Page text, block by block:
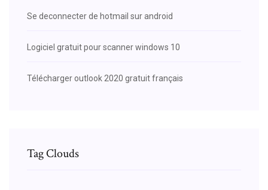
Se deconnecter de hotmail sur android
Logiciel gratuit pour scanner windows 10
Télécharger outlook 2020 gratuit français
Tag Clouds